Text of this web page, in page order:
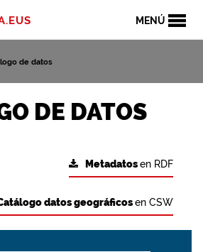
MENÚ
de datos
DE DATOS
Metadatosen RDF
datos geográficosen CSW